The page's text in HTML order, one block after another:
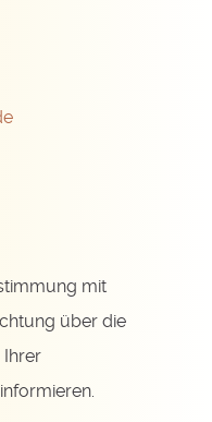
mit
über die
Ihrer